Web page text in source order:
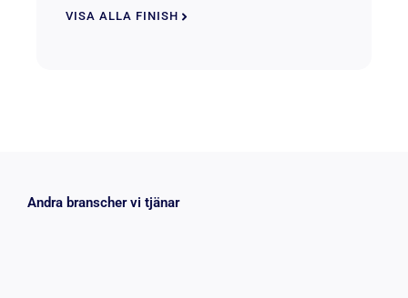
VISA ALLA FINISH
Andra branscher vi tjänar